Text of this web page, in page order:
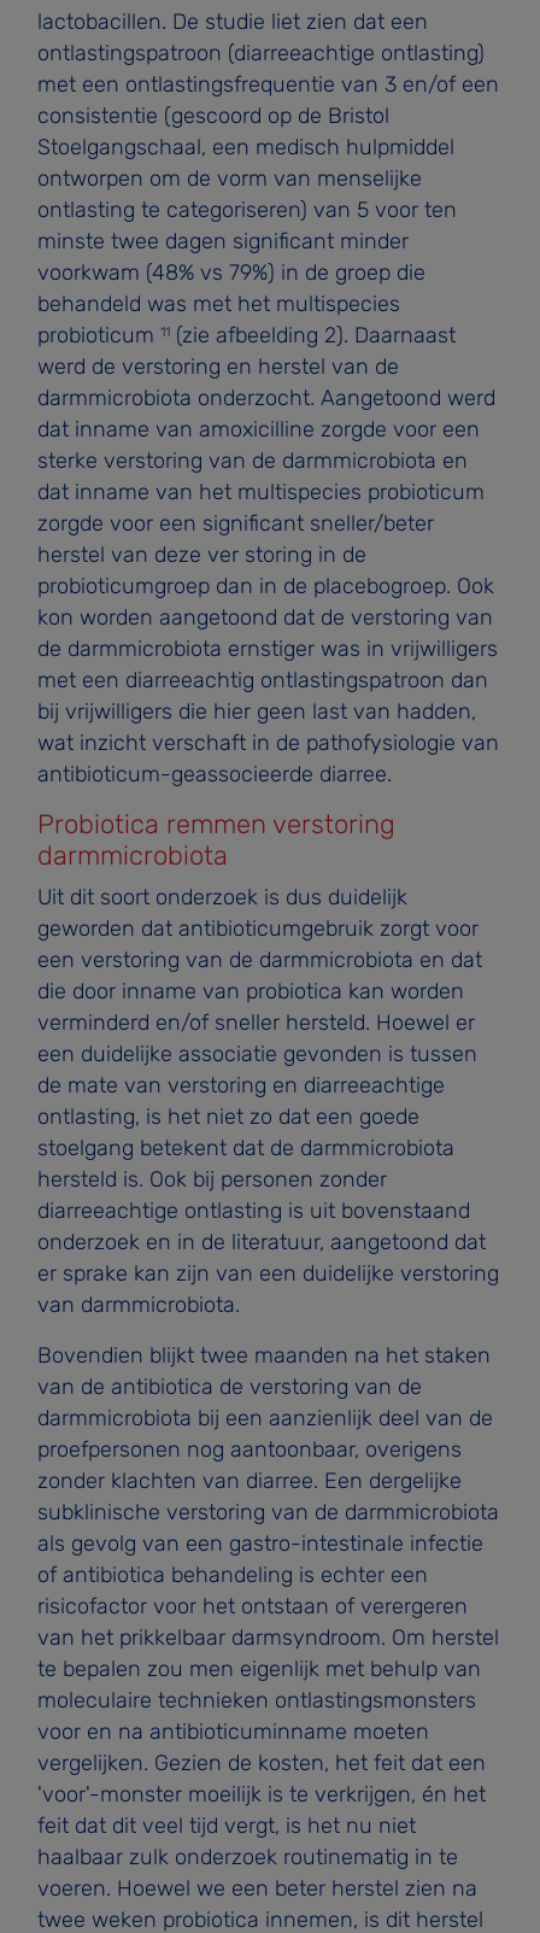
lactobacillen. De studie liet zien dat een
ontlastingspatroon (diarreeachtige ontlasting)
met een ontlastingsfrequentie van 3 en/of een
consistentie (gescoord op de Bristol
Stoelgangschaal, een medisch hulpmiddel
ontworpen om de vorm van menselijke
ontlasting te categoriseren) van 5 voor ten
minste twee dagen significant minder
voorkwam (48% vs 79%) in de groep die
behandeld was met het multispecies
probioticum 11(zie afbeelding 2). Daarnaast
werd de verstoring en herstel van de
darmmicrobiota onderzocht. Aangetoond werd
dat inname van amoxicilline zorgde voor een
sterke verstoring van de darmmicrobiota en
dat inname van het multispecies probioticum
zorgde voor een significant sneller/beter
herstel van deze ver­ storing in de
probioticumgroep dan in de placebogroep. Ook
kon worden aangetoond dat de verstoring van
de darmmicrobiota ernstiger was in vrijwilligers
met een diarreeachtig ontlastingspatroon dan
bij vrijwilligers die hier geen last van hadden,
wat inzicht verschaft in de pathofysiologie van
antibioticum-geassocieerde diarree.
Probiotica remmen verstoring
darmmicrobiota
Uit dit soort onderzoek is dus duidelijk
geworden dat antibioticumgebruik zorgt voor
een verstoring van de darmmicrobiota en dat
die door inname van probiotica kan worden
verminderd en/of sneller hersteld. Hoewel er
een duidelijke associatie gevonden is tussen
de mate van verstoring en diarreeachtige
ontlasting, is het niet zo dat een goede
stoelgang betekent dat de darmmicrobiota
hersteld is. Ook bij personen zonder
diarreeachtige ontlasting is uit bovenstaand
onderzoek en in de literatuur, aangetoond dat
er sprake kan zijn van een duidelijke verstoring
van darmmicrobiota.
Bovendien blijkt twee maanden na het staken
van de antibiotica de verstoring van de
darmmicrobiota bij een aanzienlijk deel van de
proefpersonen nog aantoonbaar, overigens
zonder klachten van diarree. Een dergelijke
subklinische verstoring van de darmmicrobiota
als gevolg van een gastro-intestinale infectie
of antibiotica­ behandeling is echter een
risicofactor voor het ontstaan of verergeren
van het prikkelbaar darmsyndroom. Om herstel
te bepalen zou men eigenlijk met behulp van
moleculaire technieken ontlastingsmonsters
voor en na antibioticuminname moeten
vergelijken. Gezien de kosten, het feit dat een
'voor'-monster moeilijk is te verkrijgen, én het
feit dat dit veel tijd vergt, is het nu niet
haalbaar zulk onderzoek routinematig in te
voeren. Hoewel we een beter herstel zien na
twee weken probiotica innemen, is dit herstel